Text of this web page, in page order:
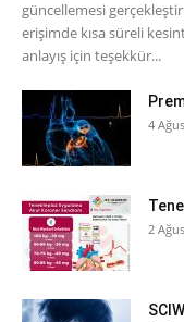
güncellemesi
erişimde kısa süreli
anlayış için teşekkür...
4
2